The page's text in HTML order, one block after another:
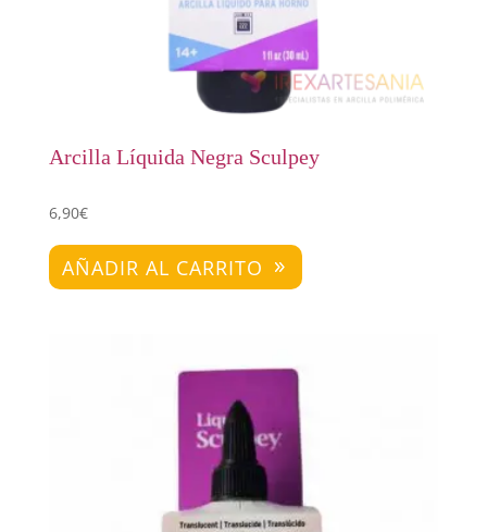
Arcilla Líquida Negra Sculpey
6,90€
AÑADIR AL CARRITO